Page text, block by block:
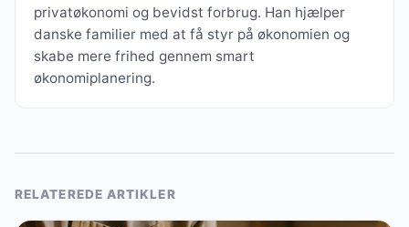
privatøkonomi og bevidst forbrug. Han hjælper
danske familier med at få styr på økonomien og
skabe mere frihed gennem smart
økonomiplanering.
RELATEREDE ARTIKLER